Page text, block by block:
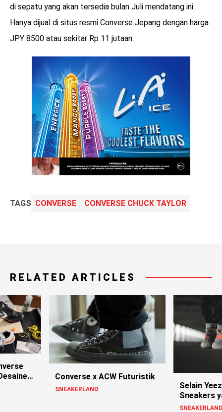
di sepatu yang akan tersedia bulan Juli mendatang ini.
Hanya dijual di situs resmi Converse Jepang dengan harga
JPY 8500 atau sekitar Rp 11 jutaan.
TAGS CONVERSE CONVERSE CHUCK TAYLOR
RELATED ARTICLES
Converse x ACW Futuristik
SNEAKERLAND
Selain
Sneakers
Panjang!
SNEAKERLAND